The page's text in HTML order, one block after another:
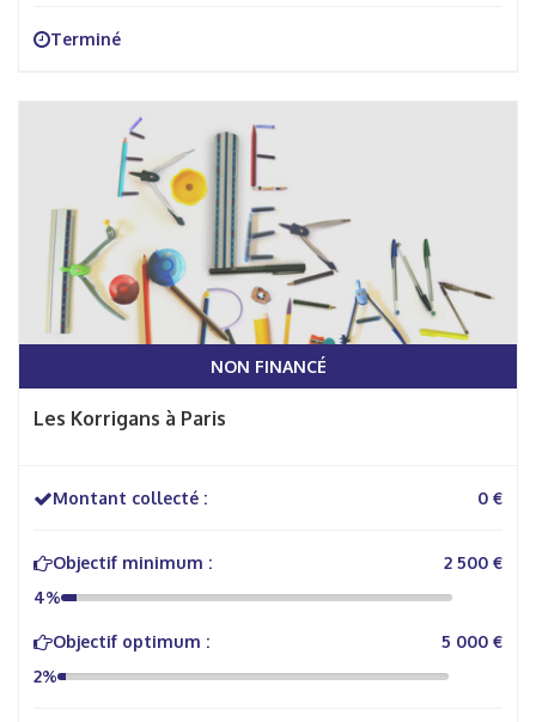
Terminé
NON FINANCÉ
Les Korrigans à Paris
Montant collecté : 0 €
Objectif minimum :
2 500 €
4%
Objectif optimum :
5 000 €
2%